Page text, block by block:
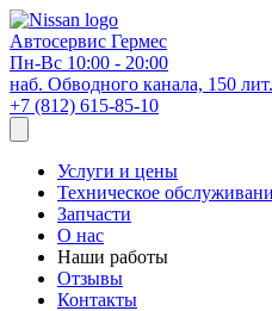
Автосервис Гермес
Пн-Вс 10:00 - 20:00
наб. Обводного канала, 150
+7 (812) 615-85-10
Услуги и цены
Техническое
Запчасти
О нас
Наши работы
Отзывы
Контакты